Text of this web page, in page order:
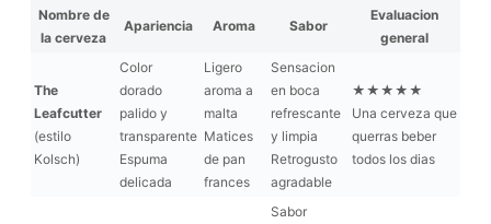
Nombre de
la cerveza
Apariencia Aroma Sabor
Evaluacion
general
The
Leafcutter
(estilo
Kolsch)
Color
dorado
palido y
transparente
Espuma
delicada
Ligero
aroma a
malta
Matices
de pan
frances
Sensacion
en boca
refrescante
y limpia
Retrogusto
agradable
★★★★★
Una cerveza que
querras beber
todos los dias
Sabor